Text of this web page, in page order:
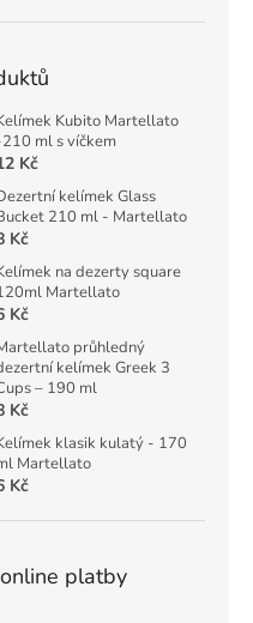
Kubito Martellato
ml s víčkem
Kč
kelímek Glass
210 ml - Martellato
Kč
na dezerty square
Martellato
Kč
průhledný
kelímek Greek 3
– 190 ml
Kč
klasik kulatý - 170
Martellato
Kč
platby